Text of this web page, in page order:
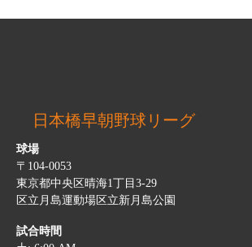
日本橋早朝野球リーグ
球場
〒104-0053
東京都中央区晴海1丁目3-29
区立月島運動場区立新月島公園
試合時間